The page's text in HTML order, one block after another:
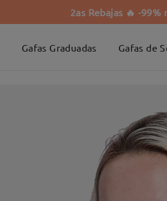
2as Rebajas 🔥 -
Gafas Graduadas Gafas de